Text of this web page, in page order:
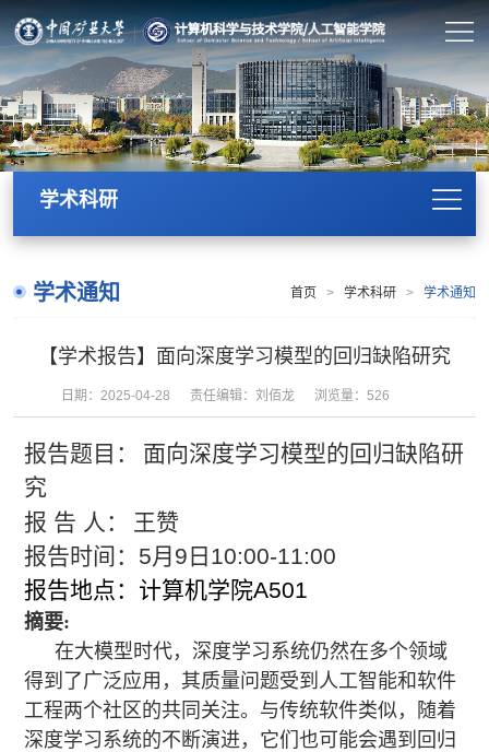
学术科研
学术通知 首页 > 学术科研 > 学术通知
【学术报告】面向深度学习模型的回归缺陷研究
日期：2025-04-28 责任编辑：刘佰龙 浏览量： 526
报告题目：
面向深度学习模型的回归缺陷研
究
报 告 人：
王赞
报告时间： 5月 9 日 10:00-11:00
报告地点：计算机学院A501
摘要:
在大模型时代，深度学习系统仍然在多个领域
得到了广泛应用，其质量问题受到人工智能和软件
工程两个社区的共同关注。与传统软件类似，随着
深度学习系统的不断演进，它们也可能会遇到回归